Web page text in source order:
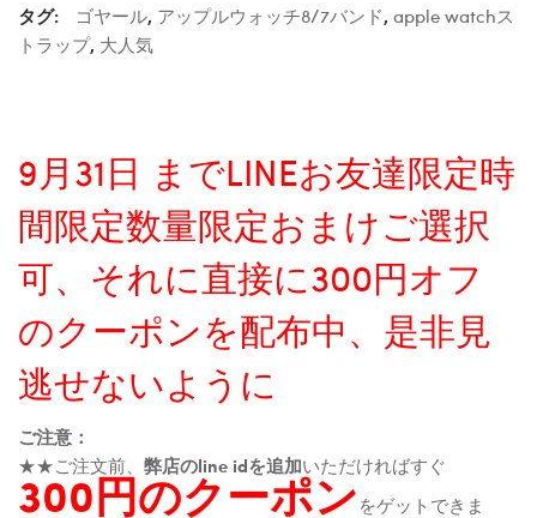
タグ: ゴヤール, アップルウォッチ8/7バンド, apple watchス
トラップ, 大人気
9月31日 までLINEお友達限定時
間限定数量限定おまけご選択
可、それに直接に300円オフ
のクーポンを配布中、是非見
逃せないように
ご注意：
★★ご注文前、 弊店のline idを追加いただければすぐ
300円のクーポンをゲットできま